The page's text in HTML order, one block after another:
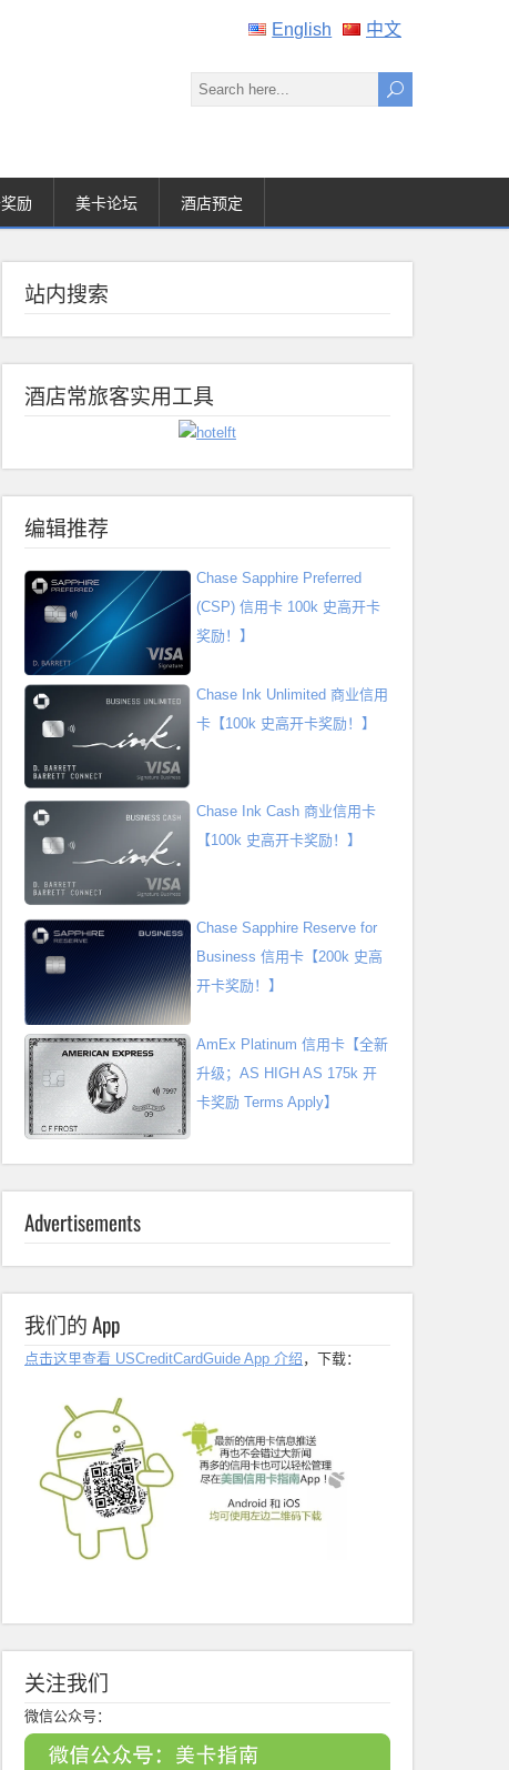
English 中文
励 美卡论坛 酒店预定
站内搜索
酒店常旅客实用工具
编辑推荐
Chase Sapphire Preferred
(CSP) 信用卡 100k 史高开卡
奖励！】
Chase Ink Unlimited 商业信用
卡【100k 史高开卡奖励！】
Chase Ink Cash 商业信用卡
【100k 史高开卡奖励！】
Chase Sapphire Reserve for
Business 信用卡【200k 史高
开卡奖励！】
AmEx Platinum 信用卡【全新
升级；AS HIGH AS 175k 开
卡奖励 Terms Apply】
Advertisements
我们的 App
点击这里查看 USCreditCardGuide App 介绍 ，下载：
关注我们
微信公众号：